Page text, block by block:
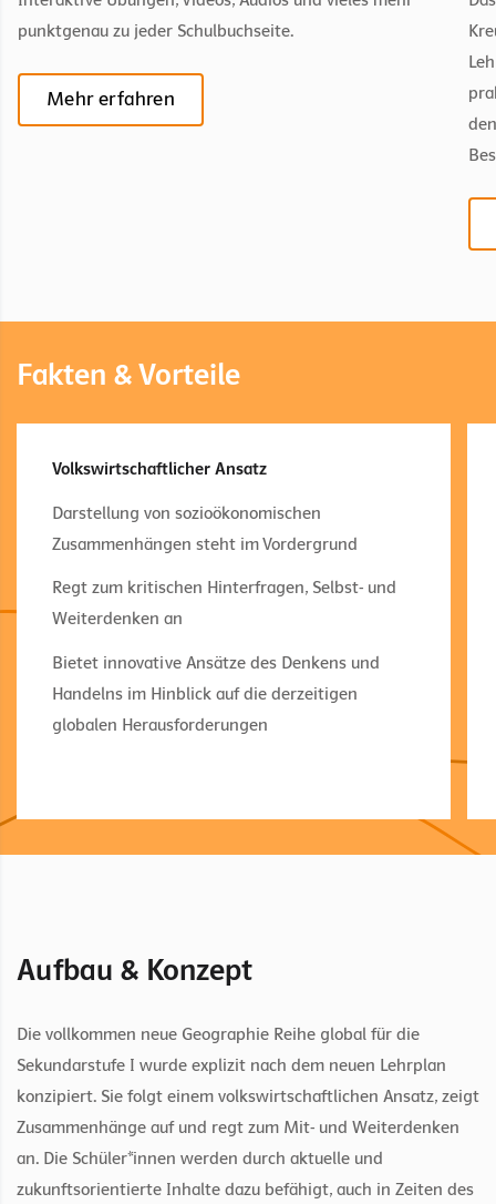
punktgenau zu jeder Schulbuchseite.
Mehr erfahren
Fakten & Vorteile
Volkswirtschaftlicher Ansatz
Darstellung von sozioökonomischen
Zusammenhängen steht im Vordergrund
Regt zum kritischen Hinterfragen, Selbst- und
Weiterdenken an
Bietet innovative Ansätze des Denkens und
Handelns im Hinblick auf die derzeitigen
globalen Herausforderungen
Aufbau & Konzept
Die vollkommen neue Geographie Reihe global für die
Sekundarstufe I wurde explizit nach dem neuen Lehrplan
konzipiert. Sie folgt einem volkswirtschaftlichen Ansatz, zeigt
Zusammenhänge auf und regt zum Mit- und Weiterdenken
an. Die Schüler*innen werden durch aktuelle und
zukunftsorientierte Inhalte dazu befähigt, auch in Zeiten des